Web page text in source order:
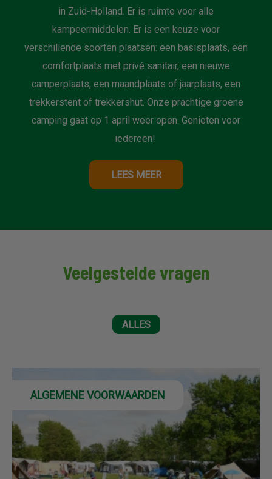
in Zuid-Holland. Er is ruimte voor alle
kampeermiddelen. Er is een keuze voor
verschillende soorten plaatsen: een basisplaats, een
comfortplaats met privé sanitair, een nieuwe
camperplaats, een maandplaats of jaarplaats, een
trekkerstent of trekkershut. Onze prachtige groene
camping gaat op 1 april weer open. Genieten voor
iedereen!
LEES MEER
Veelgestelde vragen
ALLES
ALGEMENE VOORWAARDEN